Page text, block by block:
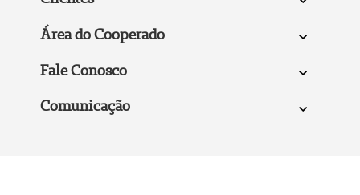
Área do Cooperado
Fale Conosco
Comunicação